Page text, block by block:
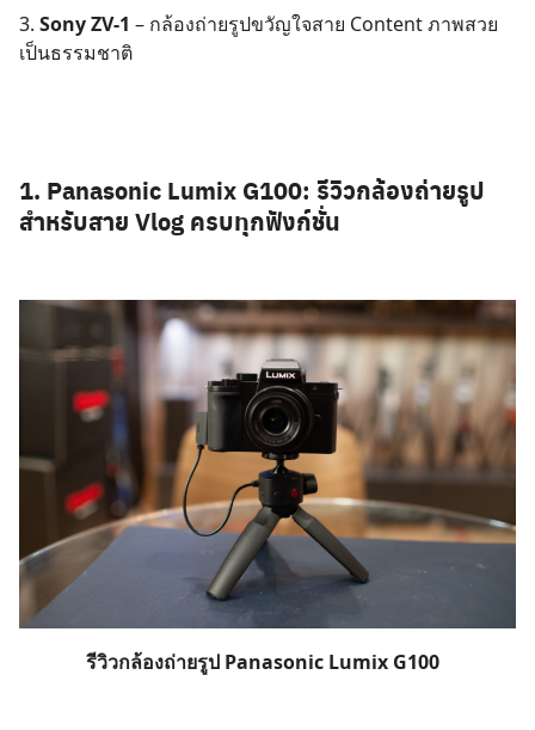
3. Sony ZV-1 – กล้องถ่ายรูปขวัญใจสาย Content ภาพสวย
เป็นธรรมชาติ
1. Panasonic Lumix G100: รีวิวกล้องถ่ายรูป
สำหรับสาย Vlog ครบทุกฟังก์ชั่น
รีวิวกล้องถ่ายรูป Panasonic Lumix G100